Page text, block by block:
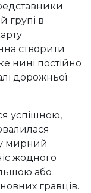
групі в
створити
нині постійно
дорожньої
успішною,
мирний
жодного
або
гравців.